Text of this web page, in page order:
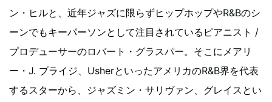
ン・ヒルと、近年ジャズに限らずヒップホップやR&Bのシ
ーンでもキーパーソンとして注目されているピアニスト /
プロデューサーのロバート・グラスパー。そこにメアリ
ー・J. ブライジ、UsherといったアメリカのR&B界を代表
するスターから、ジャズミン・サリヴァン、グレイスとい